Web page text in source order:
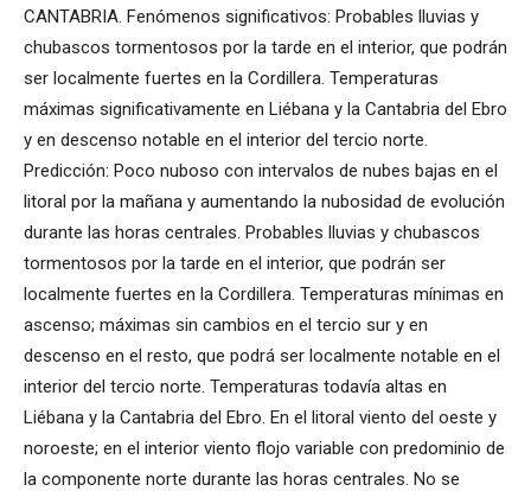
CANTABRIA. Fenómenos significativos: Probables lluvias y
chubascos tormentosos por la tarde en el interior, que podrán
ser localmente fuertes en la Cordillera. Temperaturas
máximas significativamente en Liébana y la Cantabria del Ebro
y en descenso notable en el interior del tercio norte.
Predicción: Poco nuboso con intervalos de nubes bajas en el
litoral por la mañana y aumentando la nubosidad de evolución
durante las horas centrales. Probables lluvias y chubascos
tormentosos por la tarde en el interior, que podrán ser
localmente fuertes en la Cordillera. Temperaturas mínimas en
ascenso; máximas sin cambios en el tercio sur y en
descenso en el resto, que podrá ser localmente notable en el
interior del tercio norte. Temperaturas todavía altas en
Liébana y la Cantabria del Ebro. En el litoral viento del oeste y
noroeste; en el interior viento flojo variable con predominio de
la componente norte durante las horas centrales. No se